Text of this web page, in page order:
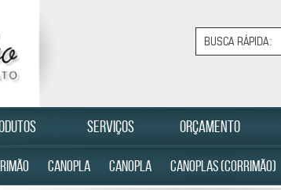
SERVIÇOS ORÇAMENTO
CANOPLA CANOPLA CANOPLAS (CORRIMÃO)